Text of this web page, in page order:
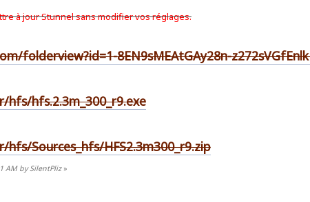
à jour Stunnel sans modifiervos réglages.
folderview?id=1-8EN9sMEAtGAy28n-
hfs.2.3m_300_r9.exe
Sources_hfs/HFS2.3m300_r9.zip
AM by SilentPliz»